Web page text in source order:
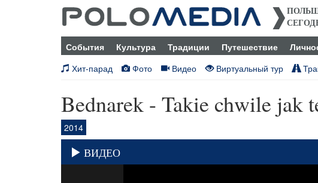
События Культура Традиции Путешествие
Хит-парад
Фото Видео Виртуальный тур
Bednarek - Takie chwile jak
2014
ВИДЕО